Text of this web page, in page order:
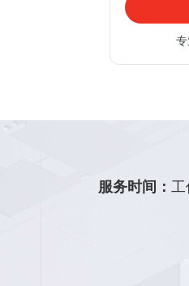
服务时间：工